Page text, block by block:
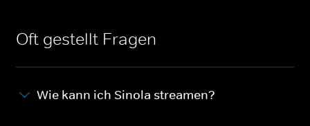
Oft gestellt Fragen
Wie kann ich Sinola streamen?